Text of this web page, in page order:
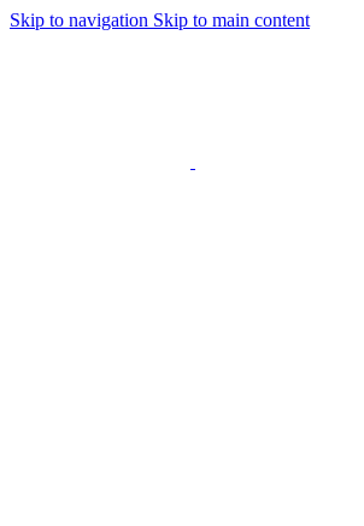
Skip to navigation Skip to main content